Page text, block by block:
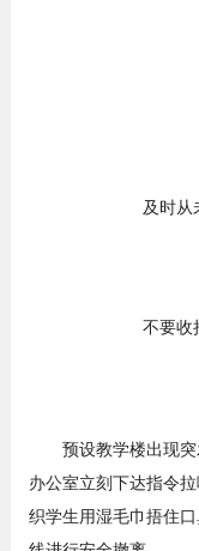
及时从
不要收
预设教学楼出现
办公室立刻下达指令
织学生用湿毛巾捂住